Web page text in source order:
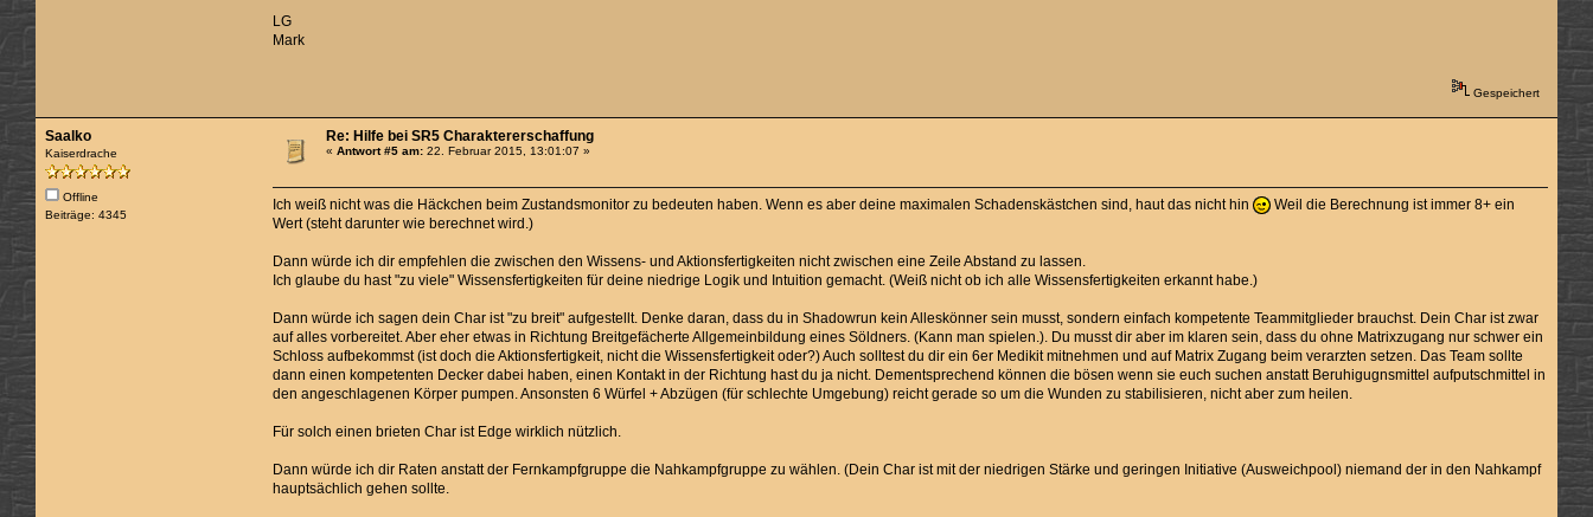
LG
Mark
Gespeichert
Saalko
Kaiserdrache
Offline
Beiträge: 4345
Re: Hilfe bei SR5 Charaktererschaffung
«Antwort #5 am: 22. Februar 2015, 13:01:07 »
Ich weiß nicht was die Häckchen beim Zustandsmonitor zu bedeuten haben. Wenn es aber deine maximalen Schadenskästchen sind, haut das nicht hin
Weil die Berechnung ist immer 8+ ein
Wert (steht darunter wie berechnet wird.)
Dann würde ich dir empfehlen die zwischen den Wissens- und Aktionsfertigkeiten nicht zwischen eine Zeile Abstand zu lassen.
Ich glaube du hast "zu viele" Wissensfertigkeiten für deine niedrige Logik und Intuition gemacht. (Weiß nicht ob ich alle Wissensfertigkeiten erkannt habe.)
Dann würde ich sagen dein Char ist "zu breit" aufgestellt. Denke daran, dass du in Shadowrun kein Alleskönner sein musst, sondern einfach kompetente Teammitglieder brauchst. Dein Char ist zwar
auf alles vorbereitet. Aber eher etwas in Richtung Breitgefächerte Allgemeinbildung eines Söldners. (Kann man spielen.). Du musst dir aber im klaren sein, dass du ohne Matrixzugang nur schwer ein
Schloss aufbekommst (ist doch die Aktionsfertigkeit, nicht die Wissensfertigkeit oder?) Auch solltest du dir ein 6er Medikit mitnehmen und auf Matrix Zugang beim verarzten setzen. Das Team sollte
dann einen kompetenten Decker dabei haben, einen Kontakt in der Richtung hast du ja nicht. Dementsprechend können die bösen wenn sie euch suchen anstatt Beruhigugnsmittel aufputschmittel in
den angeschlagenen Körper pumpen. Ansonsten 6 Würfel + Abzügen (für schlechte Umgebung) reicht gerade so um die Wunden zu stabilisieren, nicht aber zum heilen.
Für solch einen brieten Char ist Edge wirklich nützlich.
Dann würde ich dir Raten anstatt der Fernkampfgruppe die Nahkampfgruppe zu wählen. (Dein Char ist mit der niedrigen Stärke und geringen Initiative (Ausweichpool) niemand der in den Nahkampf
hauptsächlich gehen sollte.